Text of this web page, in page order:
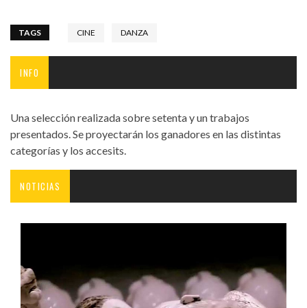
TAGS CINE DANZA
INFO
Una selección realizada sobre setenta y un trabajos
presentados. Se proyectarán los ganadores en las distintas
categorías y los accesits.
NOTICIAS